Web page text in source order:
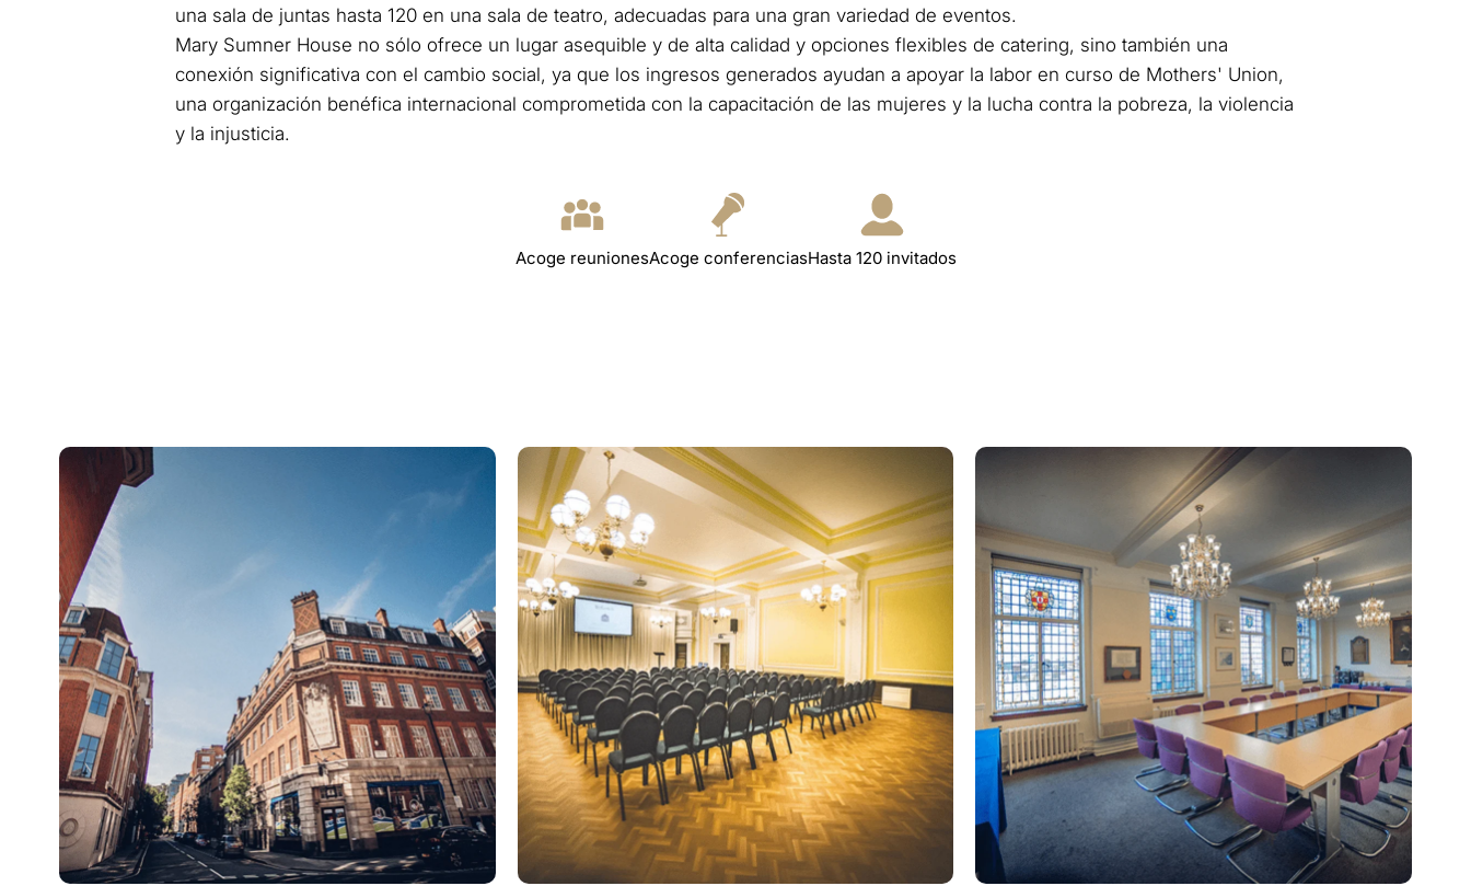
una sala de juntas hasta 120 en una sala de teatro, adecuadas para una gran variedad de eventos.
Mary Sumner House no sólo ofrece un lugar asequible y de alta calidad y opciones flexibles de catering, sino también una
conexión significativa con el cambio social, ya que los ingresos generados ayudan a apoyar la labor en curso de Mothers' Union,
una organización benéfica internacional comprometida con la capacitación de las mujeres y la lucha contra la pobreza, la violencia
y la injusticia.
Acoge reunionesAcoge conferenciasHasta 120 invitados